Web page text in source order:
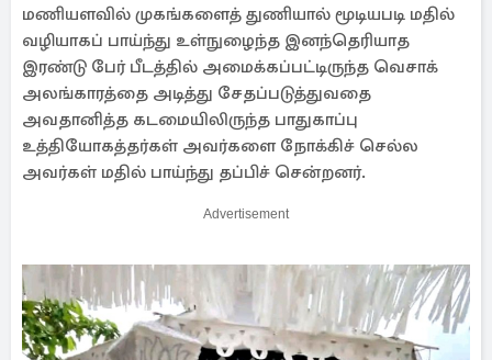
மணியளவில் முகங்களைத் துணியால் மூடியபடி மதில்
வழியாகப் பாய்ந்து உள்நுழைந்த இனந்தெரியாத
இரண்டு பேர் பீடத்தில் அமைக்கப்பட்டிருந்த வெசாக்
அலங்காரத்தை அடித்து சேதப்படுத்துவதை
அவதானித்த கடமையிலிருந்த பாதுகாப்பு
உத்தியோகத்தர்கள் அவர்களை நோக்கிச் செல்ல
அவர்கள் மதில் பாய்ந்து தப்பிச் சென்றனர்.
Advertisement